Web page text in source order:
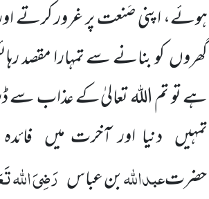
ہوئے، اپنی صَنعت پر غرور کرتے
گھروں کو بنانے سے تمہارا مقصد
ہے تو تماللہتعالیٰکے عذاب سے
تمہیں دنیا اور آخرت میں
حضرتعبداللہبن عباس رَضِیَ اللہ